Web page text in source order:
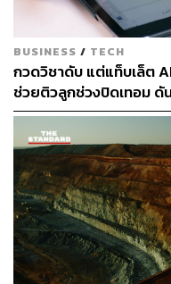
สำนั
BUSINESS / TECH
กวดวิชาดับ แต่แท็บเล็ต
ช่วยติวลูกช่วงปิดเทอม ดั